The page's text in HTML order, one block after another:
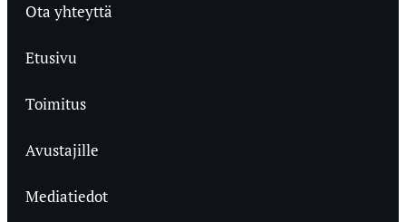
Ota yhteyttä
Etusivu
Toimitus
Avustajille
Mediatiedot